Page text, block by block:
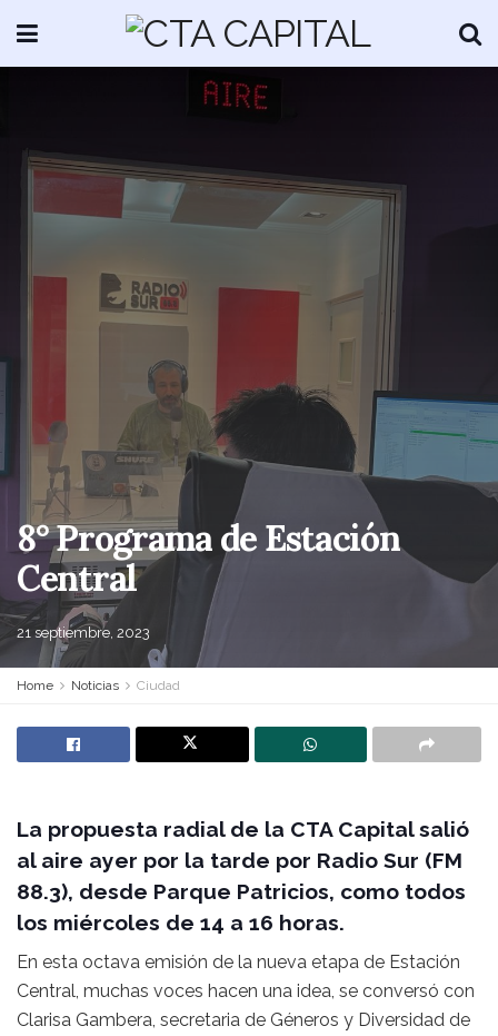
8° Programa de Estación
Central
21 septiembre, 2023
Home Noticias Ciudad
La propuesta radial de la CTA Capital salió
al aire ayer por la tarde por Radio Sur (FM
88.3), desde Parque Patricios, como todos
los miércoles de 14 a 16 horas.
En esta octava emisión de la nueva etapa de Estación
Central, muchas voces hacen una idea, se conversó con
Clarisa Gambera, secretaria de Géneros y Diversidad de